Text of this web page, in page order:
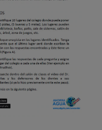
VE (ES)
SUSCRÍBETE